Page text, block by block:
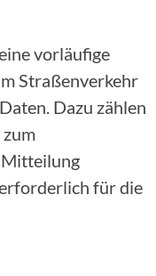
vorläufige
Straßenverkehr
Dazu zählen
Mitteilung
für die